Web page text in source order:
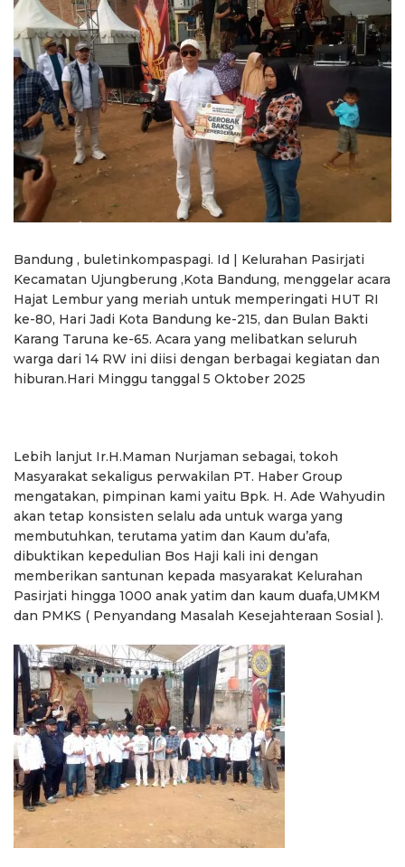
Bandung , buletinkompaspagi. Id | Kelurahan Pasirjati
Kecamatan Ujungberung ,Kota Bandung, menggelar acara
Hajat Lembur yang meriah untuk memperingati HUT RI
ke-80, Hari Jadi Kota Bandung ke-215, dan Bulan Bakti
Karang Taruna ke-65. Acara yang melibatkan seluruh
warga dari 14 RW ini diisi dengan berbagai kegiatan dan
hiburan.Hari Minggu tanggal 5 Oktober 2025
Lebih lanjut Ir.H.Maman Nurjaman sebagai, tokoh
Masyarakat sekaligus perwakilan PT. Haber Group
mengatakan, pimpinan kami yaitu Bpk. H. Ade Wahyudin
akan tetap konsisten selalu ada untuk warga yang
membutuhkan, terutama yatim dan Kaum du’afa,
dibuktikan kepedulian Bos Haji kali ini dengan
memberikan santunan kepada masyarakat Kelurahan
Pasirjati hingga 1000 anak yatim dan kaum duafa,UMKM
dan PMKS ( Penyandang Masalah Kesejahteraan Sosial ).